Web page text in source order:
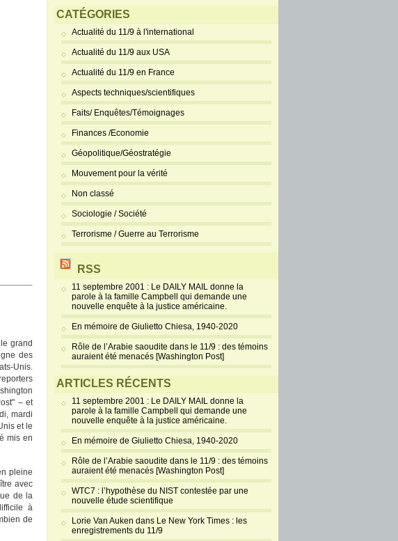
grand
des
Unis.
– et
mardi
et le
mis en
pleine
avec
de la
à
de
CATÉGORIES
Actualité du 11/9 à l'international
Actualité du 11/9 aux USA
Actualité du 11/9 en France
Aspects techniques/scientifiques
Faits/ Enquêtes/Témoignages
Finances /Economie
Géopolitique/Géostratégie
Mouvement pour la vérité
Non classé
Sociologie / Société
Terrorisme / Guerre au Terrorisme
RSS
11 septembre 2001 : Le DAILY MAIL donne la
parole à la famille Campbell qui demande une
nouvelle enquête à la justice américaine.
En mémoire de Giulietto Chiesa, 1940-2020
Rôle de l’Arabie saoudite dans le 11/9 : des témoins
auraient été menacés [Washington Post]
ARTICLES RÉCENTS
11 septembre 2001 : Le DAILY MAIL donne la
parole à la famille Campbell qui demande une
nouvelle enquête à la justice américaine.
En mémoire de Giulietto Chiesa, 1940-2020
Rôle de l’Arabie saoudite dans le 11/9 : des témoins
auraient été menacés [Washington Post]
WTC7 : l’hypothèse du NIST contestée par une
nouvelle étude scientifique
Lorie Van Auken dans Le New York Times : les
enregistrements du 11/9